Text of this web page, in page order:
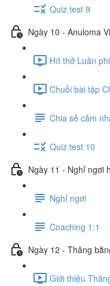
Quiz test 9
Ngày 10 - Anuloma
Hít thở Luân
Chuỗi bài tập
Chia sẻ cảm
Quiz test 10
Ngày 11 - Nghỉ ngơi
Nghỉ ngơi
Coaching 1:1
Ngày 12 - Thăng
Giới thiệu